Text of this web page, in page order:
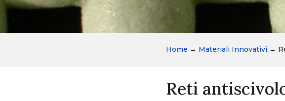
Home → Materiali Innovativi →
Reti